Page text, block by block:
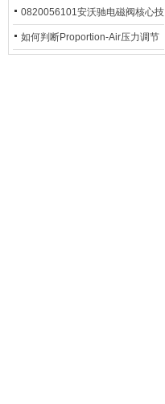
大问题解决措施
0820056101安沃驰电磁阀核心技
术参数
如何判断Proportion-Air压力调节